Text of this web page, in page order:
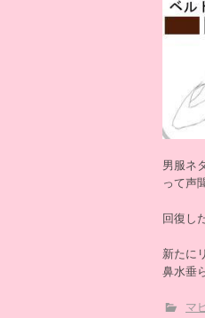
男服ネ
って声
回復し
新たに
鼻水垂
マ